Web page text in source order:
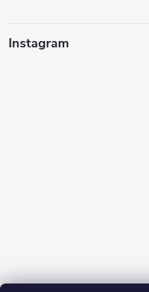
Instagram